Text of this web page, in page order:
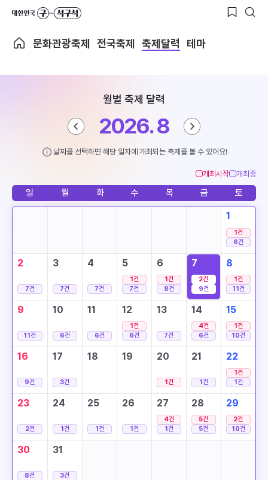
문화관광축제 전국축제 축제달력 테마
월별 축제 달력
2026. 8
날짜를 선택하면 해당 일자에 개최되는 축제를 볼 수 있어요!
개최시작 개최중
일 월 화 수 목 금 토
1
1건
6건
2
7건
3
7건
4
7건
5
1건
7건
6
1건
8건
7
2건
9건
8
1건
11건
9
11건
10
6건
11
6건
12
1건
6건
13
7건
14
4건
6건
15
1건
10건
16
9건
17
3건
18 19 20
1건
21
1건
22
1건
1건
23
2건
24
1건
25
1건
26
1건
27
4건
1건
28
5건
5건
29
2건
10건
30
8건
31
3건